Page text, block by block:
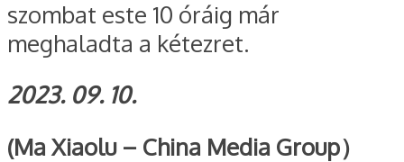
szombat este 10 óráig már
meghaladta a kétezret.
2023. 09. 10.
(Ma Xiaolu – China Media Group）